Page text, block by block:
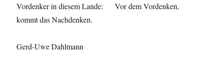
Vordenker in diesem Lande: Vor dem Vordenken,
kommt das Nachdenken.
Gerd-Uwe Dahlmann